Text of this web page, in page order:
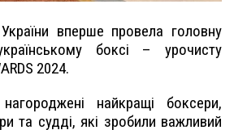
вперше провела головну
боксі – урочисту
2024.
найкращі боксери,
та судді, які зробили важливий